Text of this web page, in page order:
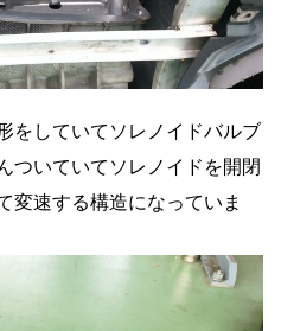
をしていてソレノイドバルブ
ついていてソレノイドを開閉
変速する構造になっていま